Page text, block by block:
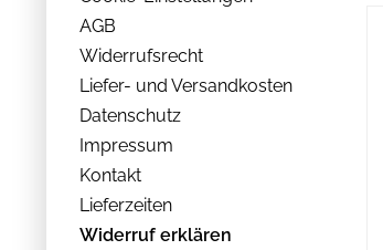
AGB
Widerrufsrecht
Liefer- und Versandkosten
Datenschutz
Impressum
Kontakt
Lieferzeiten
Widerruf erklären